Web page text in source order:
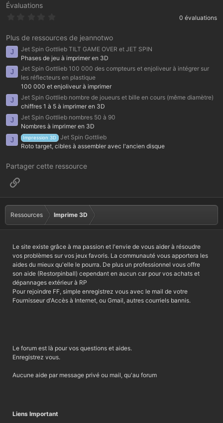
Évaluations
0
t
o
i
l
e
(
)
0 évaluations
Plus de ressources de jeannotwo
J
Jet Spin Gottlieb TILT GAME OVER et JET SPIN
Phases de jeu à imprimer en 3D
J
Jet Spin Gottlieb 100 000 des compteurs et enjoliveur à intégrer sur
les réflecteurs en plastique
100 000 et enjoliveur à imprimer
J
Jet Spin Gottlieb nombre de joueurs et bille en cours (même diamètre)
chiffres 1 à 5 à imprimer en 3D
J
Jet Spin Gottlieb nombres 50 à 90
Nombres à imprimer en 3D
J Impression 3D
Jet Spin Gottlieb
Roto target, cibles à assembler avec l'ancien disque
Partager cette ressource
Lien
Ressources Imprime 3D
Le site existe grâce à ma passion et l'envie de vous aider à résoudre
vos problèmes sur vos jeux favoris. La communauté vous apportera les
aides du mieux qu'elle le pourra. De plus un professionnel vous offre
son aide (Restorpinball) cependant en aucun car pour vos achats et
dépannages extérieur à RP
Pour rejoindre FF, simple enregistrez vous avec le mail de votre
Fournisseur d'Accès à Internet, ou Gmail, autres courriels bannis.
Le forum est là pour vos questions et aides.
Enregistrez vous.
Aucune aide par message privé ou mail, qu'au forum
Liens Important